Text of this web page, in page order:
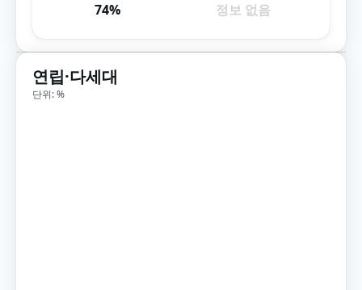
74% 정보 없음
연립·다세대
단위: %